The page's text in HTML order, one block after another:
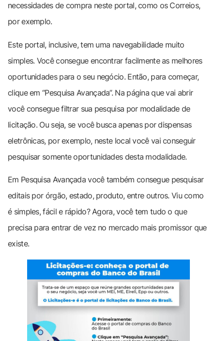
necessidades de compra neste portal, como os Correios,
por exemplo.
Este portal, inclusive, tem uma navegabilidade muito
simples. Você consegue encontrar facilmente as melhores
oportunidades para o seu negócio. Então, para começar,
clique em “Pesquisa Avançada”. Na página que vai abrir
você consegue filtrar sua pesquisa por modalidade de
licitação. Ou seja, se você busca apenas por dispensas
eletrônicas, por exemplo, neste local você vai conseguir
pesquisar somente oportunidades desta modalidade.
Em Pesquisa Avançada você também consegue pesquisar
editais por órgão, estado, produto, entre outros. Viu como
é simples, fácil e rápido? Agora, você tem tudo o que
precisa para entrar de vez no mercado mais promissor que
existe.